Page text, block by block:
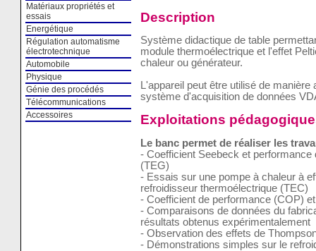
Matériaux propriétés et
essais
Energétique
Régulation automatisme
électrotechnique
Automobile
Physique
Génie des procédés
Télécommunications
Accessoires
Description
Système didactique de table
module thermoélectrique et l'effet
chaleur ou générateur.
L'appareil peut être utilisé de
système d'acquisition de données
Exploitations
Le banc permet de réaliser les
- Coefficient Seebeck et
(TEG)
- Essais sur une pompe à chaleur à
refroidisseur thermoélectrique (TEC)
- Coefficient de performance (COP)
- Comparaisons de données du
résultats obtenus expérimentalement
- Observation des effets de
- Démonstrations simples sur le